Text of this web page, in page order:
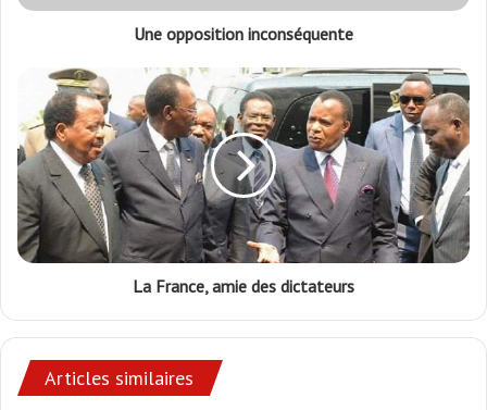
Une opposition inconséquente
La France, amie des dictateurs
Articles similaires